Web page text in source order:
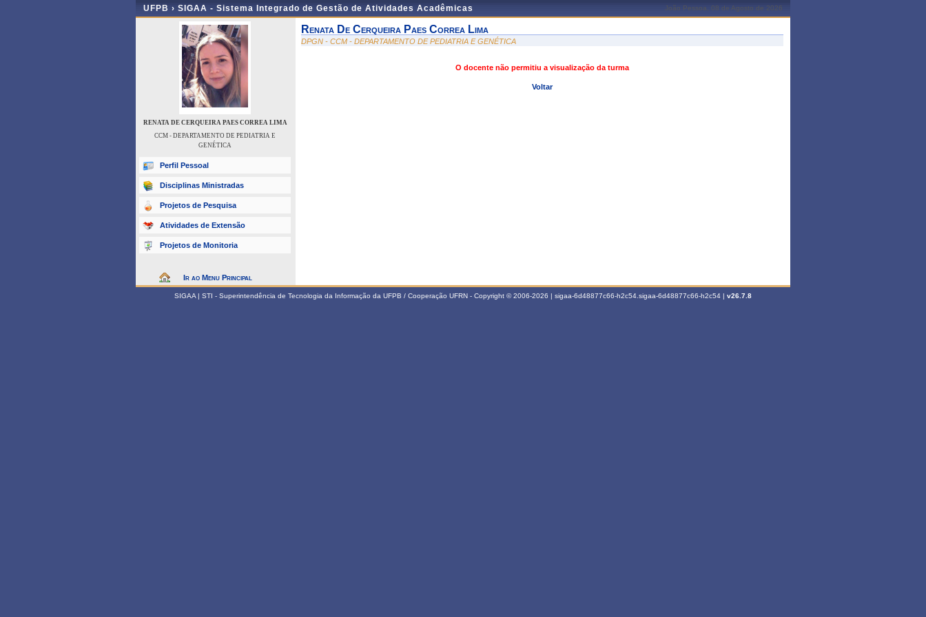
UFPB › SIGAA - Sistema Integrado de Gestão de Atividades Acadêmicas João Pessoa, 08 de Agosto de 2026
RENATA DE CERQUEIRA PAES CORREA LIMA
CCM - DEPARTAMENTO DE PEDIATRIA E
GENÉTICA
Perfil Pessoal
Disciplinas Ministradas
Projetos de Pesquisa
Atividades de Extensão
Projetos de Monitoria
Ir ao Menu Principal
Renata De Cerqueira Paes Correa Lima
DPGN - CCM - DEPARTAMENTO DE PEDIATRIA E GENÉTICA
O docente não permitiu a visualização da turma
Voltar
SIGAA | STI - Superintendência de Tecnologia da Informação da UFPB / Cooperação UFRN - Copyright © 2006-2026 | sigaa-6d48877c66-h2c54.sigaa-6d48877c66-h2c54 | v26.7.8